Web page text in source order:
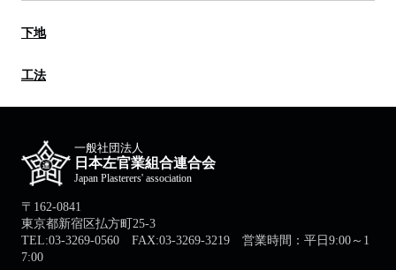
下地
工法
一般社団法人
日本左官業組合連合会
Japan Plasterers' association
〒162-0841
東京都新宿区払方町25-3
TEL:03-3269-0560 FAX:03-3269-3219 営業時間：平日9:00～1
7:00